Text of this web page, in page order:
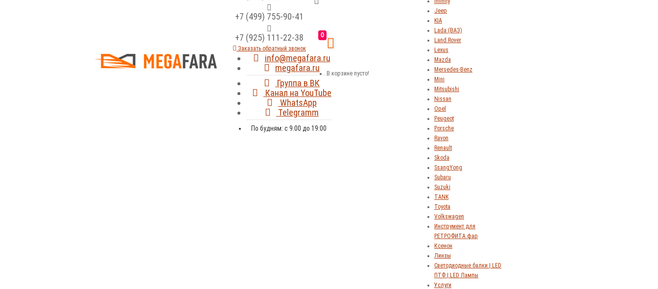
+7 (499) 755-90-41
+7 (925) 111-22-38
Заказать обратный звонок
info@megafara.ru
megafara.ru
Группа в ВК
Канал на YouTube
WhatsApp
Telegramm
По будням: с 9:00 до 19:00
0
В корзине пусто!
Jeep
KIA
Lada (ВАЗ)
Land Rover
Lexus
Mazda
Mersedes-Benz
Mini
Mitsubishi
Nissan
Opel
Peugeot
Porsche
Ravon
Renault
Skoda
SsangYong
Subaru
Suzuki
TANK
Toyota
Volkswagen
Инструмент для
РЕТРОФИТА фар
Ксенон
Линзы
Светодиодные балки | LED
ПТФ | LED Лампы
Услуги